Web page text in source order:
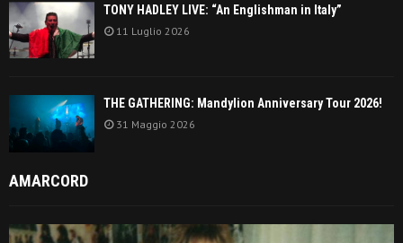
TONY HADLEY LIVE: “An Englishman in Italy”
11 Luglio 2026
THE GATHERING: Mandylion Anniversary Tour 2026!
31 Maggio 2026
AMARCORD